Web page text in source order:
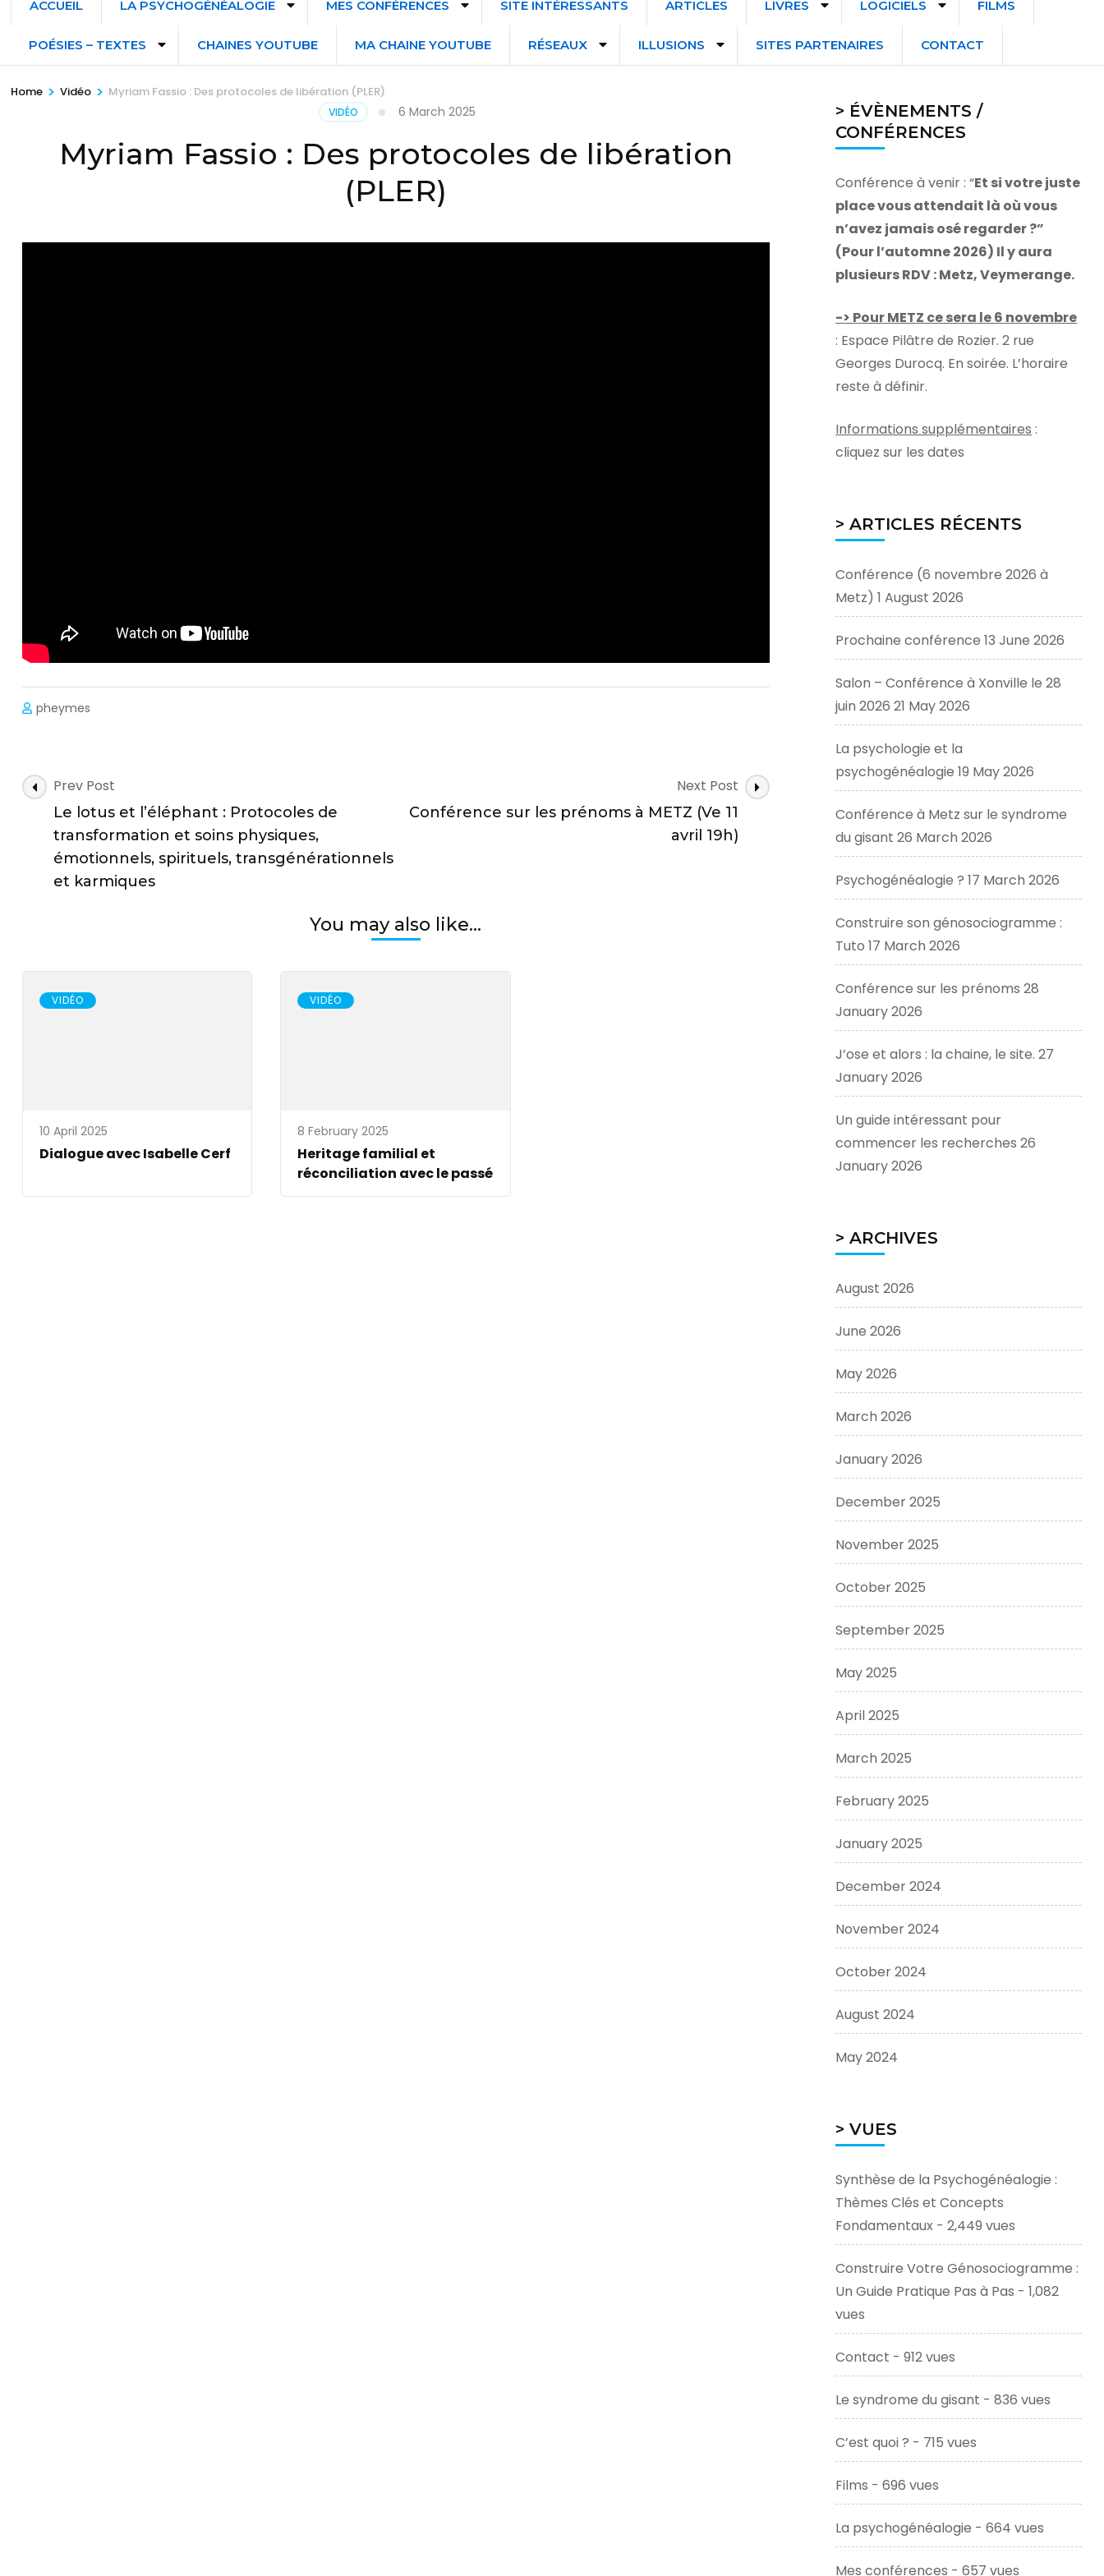
ACCUEIL LA PSYCHOGÉNÉALOGIE MES CONFÉRENCES SITE INTÉRESSANTS ARTICLES LIVRES LOGICIELS FILMS
POÉSIES – TEXTES CHAINES YOUTUBE MA CHAINE YOUTUBE RÉSEAUX ILLUSIONS SITES PARTENAIRES CONTACT
Home > Vidéo > Myriam Fassio : Des protocoles de libération (PLER)
VIDÉO 6 March 2025
Myriam Fassio : Des protocoles de libération
(PLER)
pheymes
Post
Navigation
Prev Post
Le lotus et l’éléphant : Protocoles de
transformation et soins physiques,
émotionnels, spirituels, transgénérationnels
et karmiques
Next Post
Conférence sur les prénoms à METZ (Ve 11
avril 19h)
You may also like...
VIDÉO
10 April 2025
Dialogue avec Isabelle Cerf
VIDÉO
8 February 2025
Heritage familial et
réconciliation avec le passé
> ÉVÈNEMENTS /
CONFÉRENCES
Conférence à venir : “Et si votre juste
place vous attendait là où vous
n’avez jamais osé regarder ?”
(Pour l’automne 2026) Il y aura
plusieurs RDV : Metz, Veymerange.
-> Pour METZ ce sera le 6 novembre
: Espace Pilâtre de Rozier. 2 rue
Georges Durocq. En soirée. L’horaire
reste à définir.
Informations supplémentaires :
cliquez sur les dates
> ARTICLES RÉCENTS
Conférence (6 novembre 2026 à
Metz) 1 August 2026
Prochaine conférence 13 June 2026
Salon – Conférence à Xonville le 28
juin 2026 21 May 2026
La psychologie et la
psychogénéalogie 19 May 2026
Conférence à Metz sur le syndrome
du gisant 26 March 2026
Psychogénéalogie ? 17 March 2026
Construire son génosociogramme :
Tuto 17 March 2026
Conférence sur les prénoms 28
January 2026
J’ose et alors : la chaine, le site. 27
January 2026
Un guide intéressant pour
commencer les recherches 26
January 2026
> ARCHIVES
August 2026
June 2026
May 2026
March 2026
January 2026
December 2025
November 2025
October 2025
September 2025
May 2025
April 2025
March 2025
February 2025
January 2025
December 2024
November 2024
October 2024
August 2024
May 2024
> VUES
Synthèse de la Psychogénéalogie :
Thèmes Clés et Concepts
Fondamentaux - 2,449 vues
Construire Votre Génosociogramme :
Un Guide Pratique Pas à Pas - 1,082
vues
Contact - 912 vues
Le syndrome du gisant - 836 vues
C’est quoi ? - 715 vues
Films - 696 vues
La psychogénéalogie - 664 vues
Mes conférences - 657 vues